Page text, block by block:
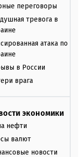
переговоры
тревога в
атака по
в России
врага
экономики
нефти
валют
новости